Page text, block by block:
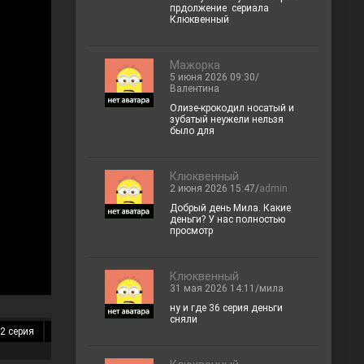
серия
прдолжение сериала
Клюквенный
Мажорка
5 июня 2026 09:30/
Валентина
Олизе-крокодил носатый и
зубатый неужели нельзя
было для
Клюквенный
2 июня 2026 15:47/admin
Добрый день Мила. Какие
деньги? У нас полностью
просмотр
Клюквенный
31 мая 2026 14:11/мила
ну и где 36 серия деньги
сняли